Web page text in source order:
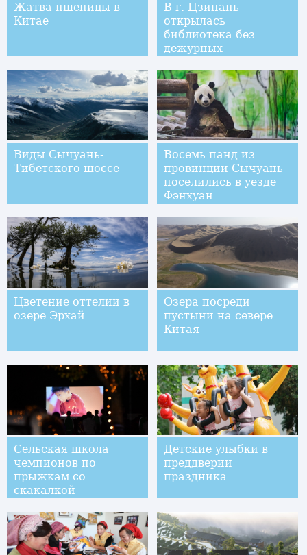
Жатва пшеницы в
Китае
В г. Цзинань
открылась
библиотека без
дежурных
Виды Сычуань-
Тибетского шоссе
Восемь панд из
провинции Сычуань
поселились в уезде
Фэнхуан
Цветение оттелии в
озере Эрхай
Озера посреди
пустыни на севере
Китая
Сельская школа
чемпионов по
прыжкам со
скакалкой
Детские улыбки в
преддверии
праздника